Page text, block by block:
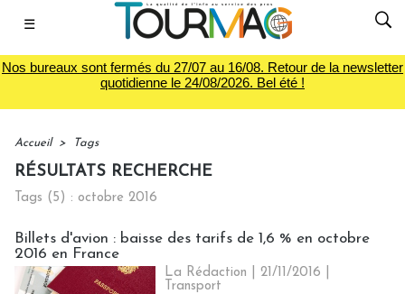
☰
Nos bureaux sont fermés du 27/07 au 16/08. Retour de la newsletter
quotidienne le 24/08/2026. Bel été !
Accueil > Tags
RÉSULTATS RECHERCHE
Tags (5) : octobre 2016
Billets d'avion : baisse des tarifs de 1,6 % en octobre
2016 en France
La Rédaction | 21/11/2016
Transport